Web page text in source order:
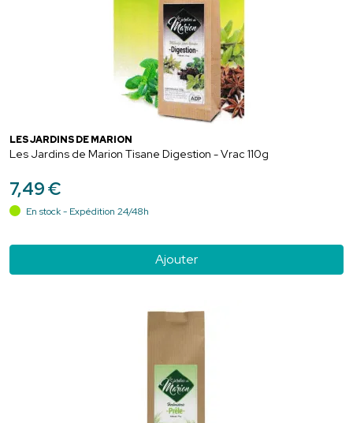
LES JARDINS DE MARION
Les Jardins de Marion Tisane Digestion - Vrac 110g
7,49€
En stock - Expédition 24/48h
Ajouter